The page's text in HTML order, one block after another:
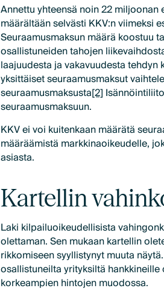
Annettu yhteensä noin 22
määrältään selvästi KKV:n viimeksi
Seuraamusmaksun määrä koostuu
osallistuneiden tahojen
laajuudesta ja vakavuudesta
yksittäiset seuraamusmaksut
seuraamusmaksusta[2]
seuraamusmaksuun.
KKV ei voi kuitenkaan määrätä
määräämistä markkinaoikeudelle,
asiasta.
Kartellin
Laki kilpailuoikeudellisista
olettaman. Sen mukaan kartellin
rikkomiseen syyllistynyt muuta
osallistuneilta yrityksiltä
korkeampien hintojen muodossa.